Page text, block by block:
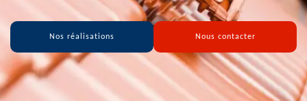
Nos réalisations Nous contacter